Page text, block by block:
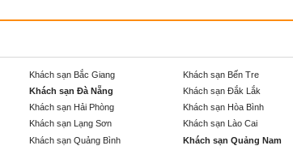
Khách sạn Bắc Giang Khách sạn Bến Tre
Khách sạn Đà Nẵng Khách sạn Đắk Lắk
Khách sạn Hải Phòng Khách sạn Hòa Bình
Khách sạn Lạng Sơn Khách sạn Lào Cai
Khách sạn Quảng Bình Khách sạn Quảng Nam